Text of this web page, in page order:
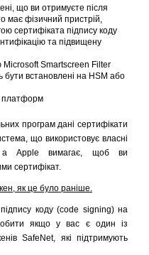
що ви отримуєте після
має фізичний пристрій,
сертифіката підпису коду
та підвищену
Microsoft Smartscreen Filter
бути встановлені на HSM або
платформ
програм дані сертифікати
що використовує власні
а Apple вимагає, щоб ви
сертифікат.
як це було раніше.
коду (code signing) на
якщо у вас є один із
SafeNet, які підтримують